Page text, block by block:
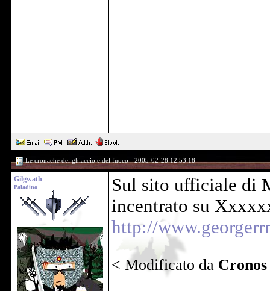
Le cronache del ghiaccio e del fuoco - 2005-02-28 12:53:18
Gilgwath
Paladino
Sul sito ufficiale di
incentrato su
http://
< Modificato da Cronos